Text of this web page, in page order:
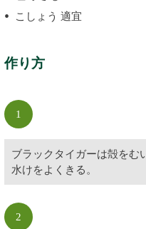
こしょう 適宜
作り方
1
ブラックタイガーは殻をむ
水けをよくきる。
2